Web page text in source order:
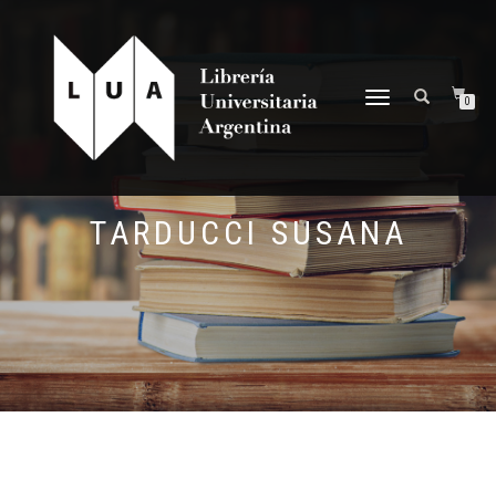
NAVEGACIÓN
0
TARDUCCI SUSANA